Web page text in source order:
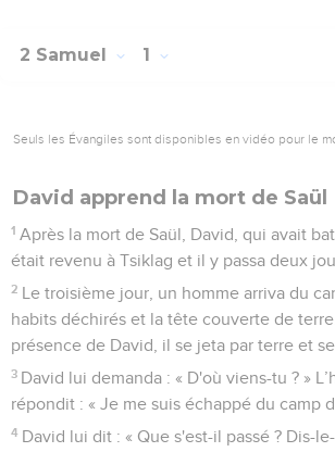
2 Samuel 1
Seuls les Évangiles sont disponibles en vidéo pour le
David apprend la mort de Saül
1 Après la mort de Saül, David, qui avait
était revenu à Tsiklag et il y passa deux
2 Le troisième jour, un homme arriva du
habits déchirés et la tête couverte de
présence de David, il se jeta par terre et
3 David lui demanda : « D'où viens-tu ? »
répondit : « Je me suis échappé du camp
4 David lui dit : « Que s'est-il passé ? Dis-